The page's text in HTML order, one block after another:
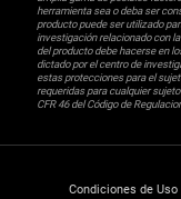
herramienta sea o deba ser
producto puede ser utilizado
investigación relacionado con
del producto debe hacerse en
dictado por el centro de
estas protecciones para el
requeridas para cualquier
CFR 46 del Código de
Condiciones de Uso